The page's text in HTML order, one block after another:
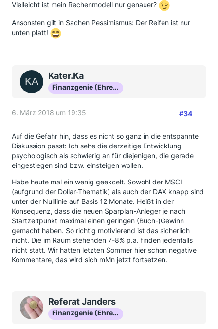
Vielleicht ist mein Rechenmodell nur genauer?
Ansonsten gilt in Sachen Pessimismus: Der Reifen ist nur
unten platt!
Kater.Ka
Finanzgenie (Ehrenmitglied)
6. März 2018 um 19:35 #34
Auf die Gefahr hin, dass es nicht so ganz in die entspannte
Diskussion passt: Ich sehe die derzeitige Entwicklung
psychologisch als schwierig an für diejenigen, die gerade
eingestiegen sind bzw. einsteigen wollen.
Habe heute mal ein wenig geexcelt. Sowohl der MSCI
(aufgrund der Dollar-Thematik) als auch der DAX knapp sind
unter der Nulllinie auf Basis 12 Monate. Heißt in der
Konsequenz, dass die neuen Sparplan-Anleger je nach
Startzeitpunkt maximal einen geringen (Buch-)Gewinn
gemacht haben. So richtig motivierend ist das sicherlich
nicht. Die im Raum stehenden 7-8% p.a. finden jedenfalls
nicht statt. Wir hatten letzten Sommer hier schon negative
Kommentare, das wird sich mMn jetzt fortsetzen.
Referat Janders
Finanzgenie (Ehrenmitglied)